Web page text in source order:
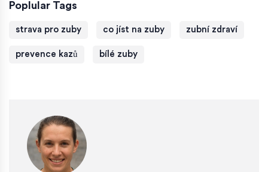
Poplular Tags
strava pro zuby co jíst na zuby zubní zdraví
prevence kazů bílé zuby